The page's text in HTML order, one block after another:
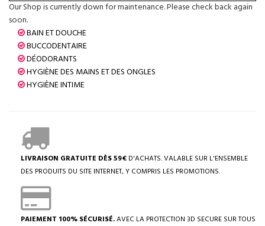
Our Shop is currently down for maintenance. Please check back again
soon.
BAIN ET DOUCHE
BUCCODENTAIRE
DÉODORANTS
HYGIÈNE DES MAINS ET DES ONGLES
HYGIÈNE INTIME
LIVRAISON GRATUITE DÈS 59€ D'ACHATS. VALABLE SUR L'ENSEMBLE
DES PRODUITS DU SITE INTERNET, Y COMPRIS LES PROMOTIONS.
PAIEMENT 100% SÉCURISÉ.AVEC LA PROTECTION 3D SECURE SUR TOUS